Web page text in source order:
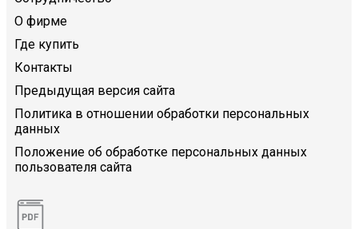
О фирме
Где купить
Контакты
Предыдущая версия сайта
Политика в отношении обработки персональных
данных
Положение об обработке персональных данных
пользователя сайта